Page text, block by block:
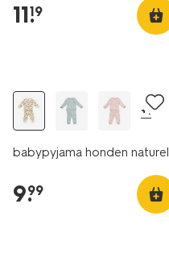
11.
19
+1
babypyjama honden naturel
9.
99